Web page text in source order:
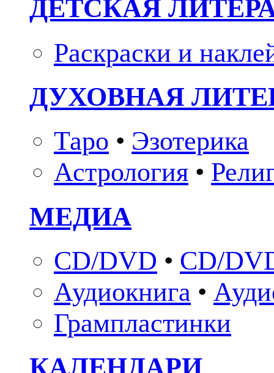
ДЕТСКАЯ
Раскраски и
ДУХОВНАЯ
Таро • Эзотерика
Астрология •
МЕДИА
CD/DVD • CD/
Аудиокнига •
Грампластинки